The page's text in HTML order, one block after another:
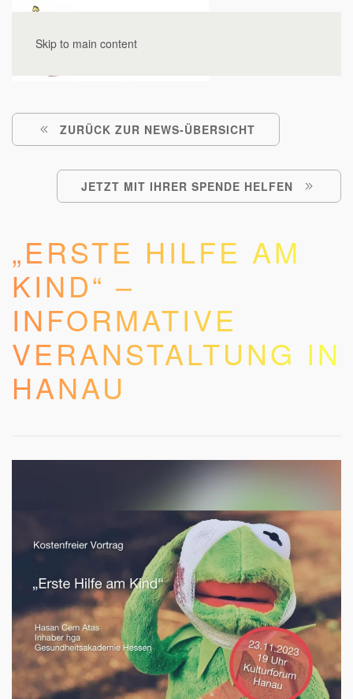
Skip to main content
ZURÜCK ZUR NEWS-ÜBERSICHT
JETZT MIT IHRER SPENDE HELFEN
„ERSTE HILFE AM
KIND“ –
INFORMATIVE
VERANSTALTUNG IN
HANAU